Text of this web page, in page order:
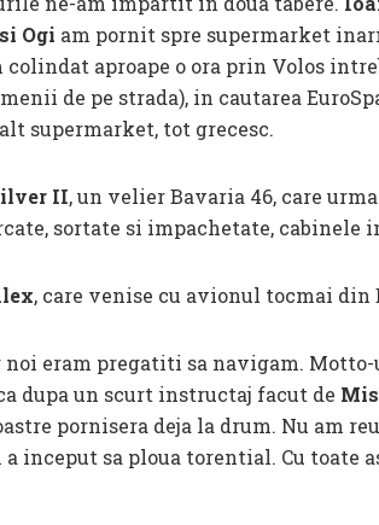
Ogi am pornit spre supermarket
colindat aproape o ora prin Volos
de pe strada), in cautarea
supermarket, tot grecesc.
II, un velier Bavaria 46, care
sortate si impachetate, cabinele
, care venise cu avionul tocmai
eram pregatiti sa navigam.
dupa un scurt instructaj facut de
pornisera deja la drum. Nu am
inceput sa ploua torential. Cu toate